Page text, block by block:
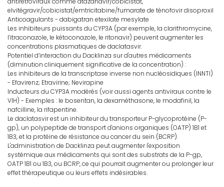
elvitégravir/cobicistat/emtricitabine/fumarate de ténofovir disoproxil
Anticoagulants - dabigatran etexilate mesylate
Les inhibiteurs puissants du CYP3A (par exemple, la clarithromycine,
l’itraconazole, le kétoconazole, le ritonavir) peuvent augmenter les
concentrations plasmatiques de daclatasvir.
Potentiel d’interaction du Dacklinza sur d'autres médicaments
(diminution cliniquement significative de la concentration) :
Les inhibiteurs de la transcriptase inverse non nucléosidiques (INNTI)
- Efavirenz; Etravirine; Nevirapine
Inducteurs du CYP3A modérés (voir aussi agents antiviraux contre le
VIH) - Exemples : le bosentan, la dexaméthasone, le modafinil, la
nafcilline, la rifapentine.
Le daclatasvir est un inhibiteur du transporteur P-glycoprotéine (P-
gp), un polypeptide de transport d'anions organiques (OATP) 1B1 et
1B3, et la protéine de résistance au cancer du sein (BCRP).
L'administration de Dacklinza peut augmenter l'exposition
systémique aux médicaments qui sont des substrats de la P-gp,
OATP 1B1 ou 1B3, ou BCRP, ce qui pourrait augmenter ou prolonger leur
effet thérapeutique ou leurs effets indésirables.